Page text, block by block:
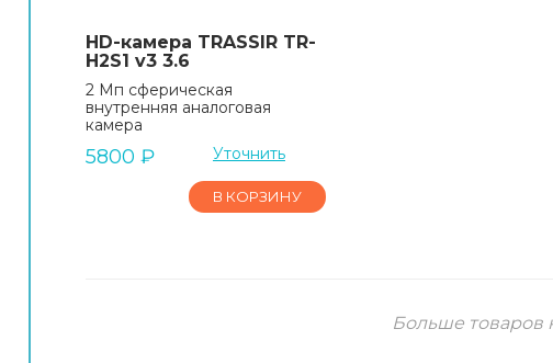
HD-камера TRASSIR TR-
H2S1 v3 3.6
2 Мп сферическая
внутренняя аналоговая
камера
5800 ₽ Уточнить
В КОРЗИНУ
Больше товаров